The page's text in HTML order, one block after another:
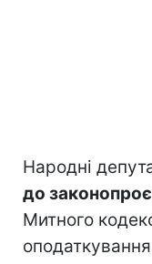
Народні
до
Митного